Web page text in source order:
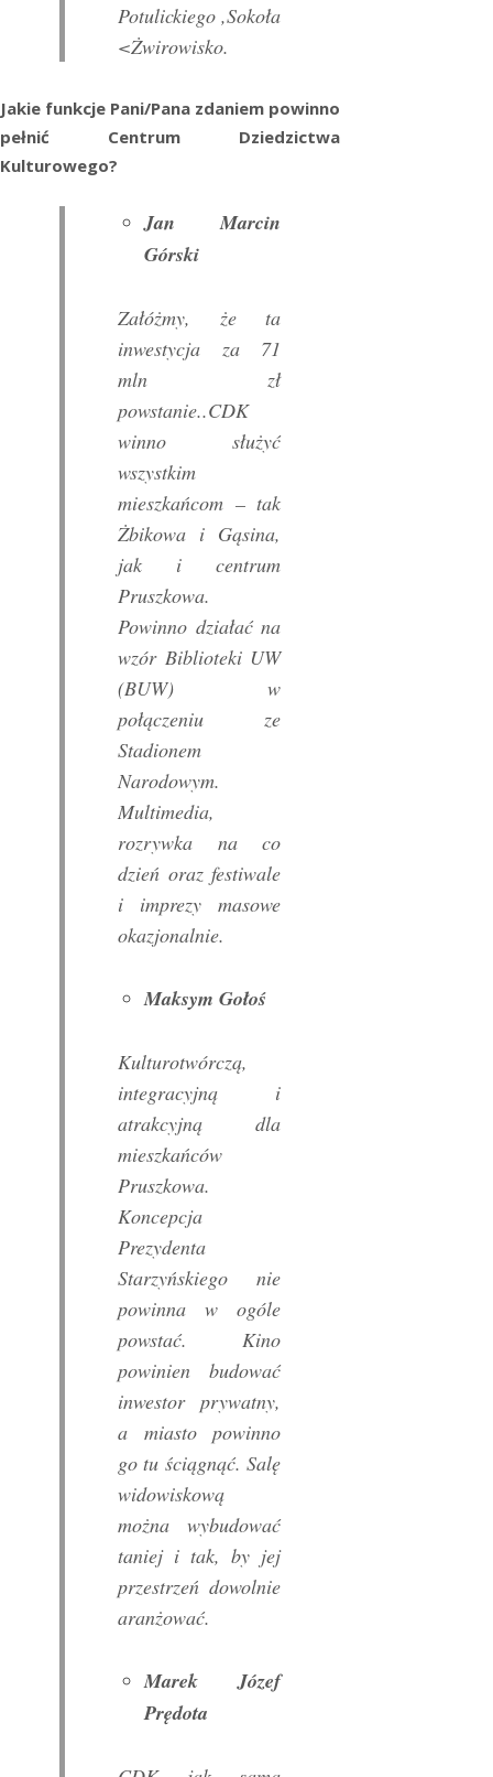
Potulickiego ,Sokoła
<Żwirowisko.
Jakie funkcje Pani/Pana zdaniem powinno
pełnić Centrum Dziedzictwa
Kulturowego?
Jan Marcin
Górski
Załóżmy, że ta
inwestycja za 71
mln zł
powstanie..CDK
winno służyć
wszystkim
mieszkańcom – tak
Żbikowa i Gąsina,
jak i centrum
Pruszkowa.
Powinno działać na
wzór Biblioteki UW
(BUW) w
połączeniu ze
Stadionem
Narodowym.
Multimedia,
rozrywka na co
dzień oraz festiwale
i imprezy masowe
okazjonalnie.
Maksym Gołoś
Kulturotwórczą,
integracyjną i
atrakcyjną dla
mieszkańców
Pruszkowa.
Koncepcja
Prezydenta
Starzyńskiego nie
powinna w ogóle
powstać. Kino
powinien budować
inwestor prywatny,
a miasto powinno
go tu ściągnąć. Salę
widowiskową
można wybudować
taniej i tak, by jej
przestrzeń dowolnie
aranżować.
Marek Józef
Prędota